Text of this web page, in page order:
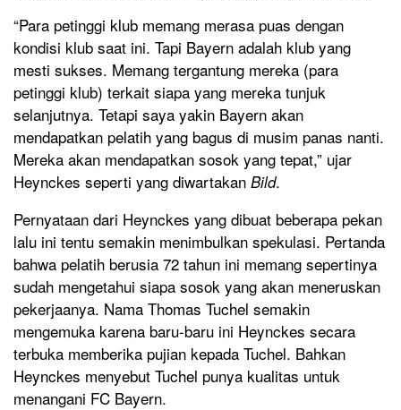
“Para petinggi klub memang merasa puas dengan
kondisi klub saat ini. Tapi Bayern adalah klub yang
mesti sukses. Memang tergantung mereka (para
petinggi klub) terkait siapa yang mereka tunjuk
selanjutnya. Tetapi saya yakin Bayern akan
mendapatkan pelatih yang bagus di musim panas nanti.
Mereka akan mendapatkan sosok yang tepat,” ujar
Heynckes seperti yang diwartakan Bild.
Pernyataan dari Heynckes yang dibuat beberapa pekan
lalu ini tentu semakin menimbulkan spekulasi. Pertanda
bahwa pelatih berusia 72 tahun ini memang sepertinya
sudah mengetahui siapa sosok yang akan meneruskan
pekerjaanya. Nama Thomas Tuchel semakin
mengemuka karena baru-baru ini Heynckes secara
terbuka memberika pujian kepada Tuchel. Bahkan
Heynckes menyebut Tuchel punya kualitas untuk
menangani FC Bayern.